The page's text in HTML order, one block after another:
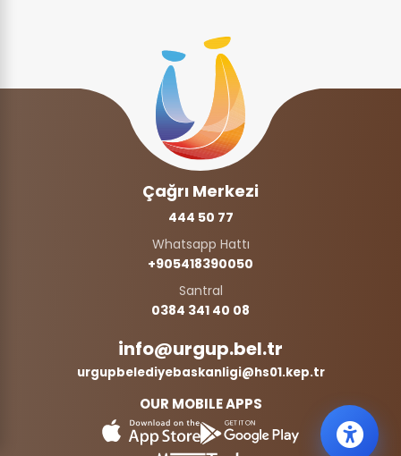
Çağrı Merkezi
444 50 77
Whatsapp Hattı
+905418390050‬
Santral
0384 341 40 08
info@urgup.bel.tr
urgupbelediyebaskanligi@hs01.kep.tr
OUR MOBILE APPS